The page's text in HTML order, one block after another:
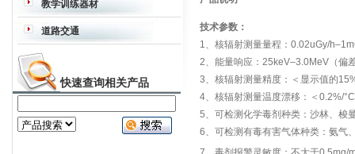
教学训练器材
道路交通
快速查询相关产品
技术参数：
1、核辐射测量量程：0.02uGy/
2、能量响应：25keV–3.0MeV（偏
3、核辐射测量精度：＜显示值的
4、核辐射测量温度漂移：＜0.2%/
5、可检测化学毒剂种类：沙林、梭
6、可检测有毒有害气体种类：氨气